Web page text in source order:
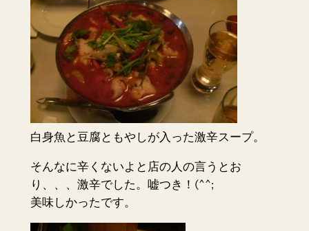
白身魚と豆腐ともやしが入った激辛スープ。
そんなに辛くないよと店の人の言うとお
り、、、激辛でした。嘘つき！(^^;
美味しかったです。